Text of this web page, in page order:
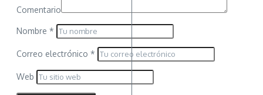
Comentario
Nombre *
Correo electrónico *
Web